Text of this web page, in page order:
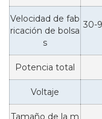
Velocidad de fab
ricación de bolsa
s
30-
Potencia total
Voltaje
Tamaño de la m